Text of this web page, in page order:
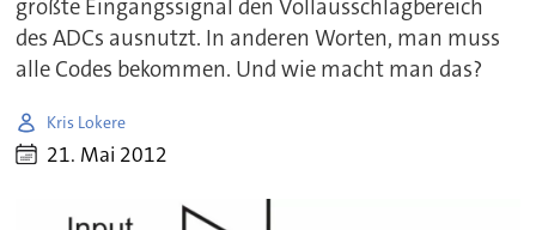
größte Eingangssignal den Vollausschlagbereich
des ADCs ausnutzt. In anderen Worten, man muss
alle Codes bekommen. Und wie macht man das?
Kris Lokere
21. Mai 2012